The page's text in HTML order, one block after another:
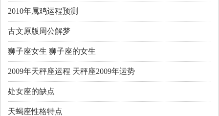
2010年属鸡运程预测
古文原版周公解梦
狮子座女生 狮子座的女生
2009年天秤座运程 天秤座2009年运势
处女座的缺点
天蝎座性格特点